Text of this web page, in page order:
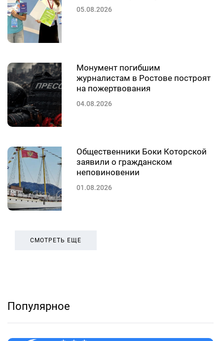
05.08.2026
Монумент погибшим
журналистам в Ростове построят
на пожертвования
04.08.2026
Общественники Боки Которской
заявили о гражданском
неповиновении
01.08.2026
СМОТРЕТЬ ЕЩЕ
Популярное